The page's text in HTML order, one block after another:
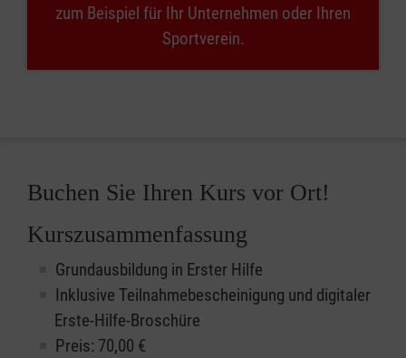
zum Beispiel für Ihr Unternehmen oder Ihren
Sportverein.
Buchen Sie Ihren Kurs vor Ort!
Kurszusammenfassung
Grundausbildung in Erster Hilfe
Inklusive Teilnahmebescheinigung und digitaler
Erste-Hilfe-Broschüre
Preis: 70,00 €